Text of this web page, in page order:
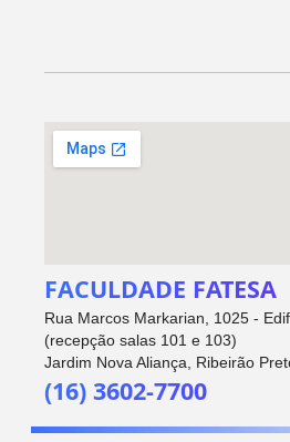
FACULDADE FATESA
Rua Marcos Markarian, 1025 -
(recepção salas 101 e 103)
Jardim Nova Aliança, Ribeirão
(16) 3602-7700